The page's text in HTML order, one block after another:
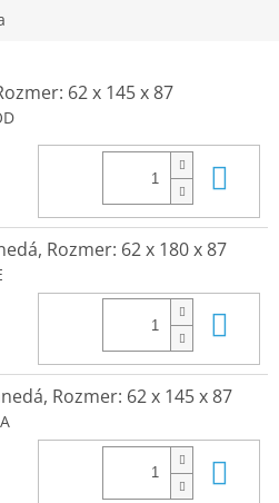
62 x 145 x 87
Rozmer: 62 x 180 x 87
Rozmer: 62 x 145 x 87